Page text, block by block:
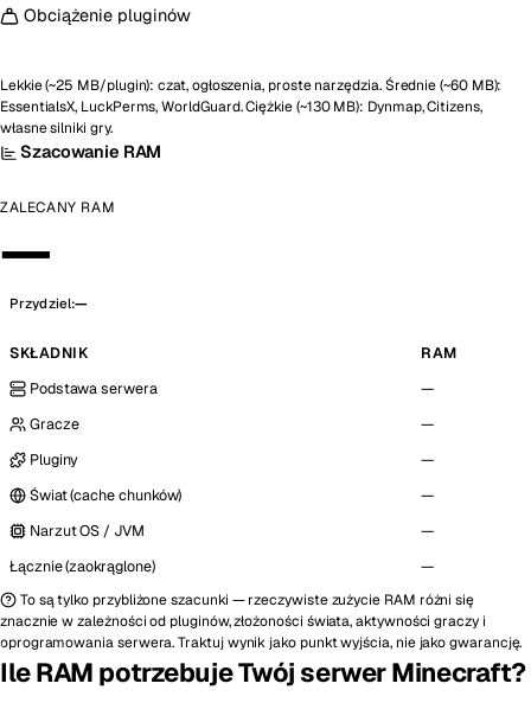
Obciążenie pluginów
Lekkie (~25 MB/plugin): czat, ogłoszenia, proste narzędzia. Średnie (~60 MB):
EssentialsX, LuckPerms, WorldGuard. Ciężkie (~130 MB): Dynmap, Citizens,
własne silniki gry.
Szacowanie RAM
ZALECANY RAM
—
Przydziel:—
SKŁADNIK
RAM
Podstawa serwera
—
Gracze
—
Pluginy
—
Świat (cache chunków)
—
Narzut OS / JVM
—
Łącznie (zaokrąglone)
—
To są tylko przybliżone szacunki — rzeczywiste zużycie RAM różni się
znacznie w zależności od pluginów, złożoności świata, aktywności graczy i
oprogramowania serwera. Traktuj wynik jako punkt wyjścia, nie jako gwarancję.
Ile RAM potrzebuje Twój serwer Minecraft?